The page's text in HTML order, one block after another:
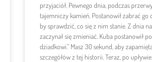
przyjaciół. Pewnego dnia, podczas
tajemniczy kamień. Postanowił zabrać go
by sprawdzić, co się z nim stanie. Z dnia
zaczynał się zmieniać. Kuba postanowił
dziadkowi.” Masz 30 sekund, aby
szczegółów z tej historii. Teraz, po